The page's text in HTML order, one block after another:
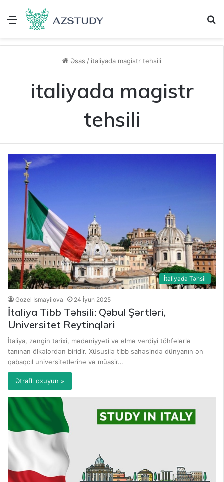
Menu
Əsas / italiyada magistr tehsili
italiyada magistr
tehsili
İtaliyada Təhsil
Gozel Ismayilova 24 İyun 2025
İtaliya Tibb Təhsili: Qəbul Şərtləri,
Universitet Reytinqləri
İtaliya, zəngin tarixi, mədəniyyəti və elmə verdiyi töhfələrlə
tanınan ölkələrdən biridir. Xüsusilə tibb sahəsində dünyanın ən
qabaqcıl universitetlərinə və müasir…
Ətraflı oxuyun »